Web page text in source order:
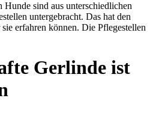
sind aus unterschiedlichen
untergebracht. Das hat den
erfahren können. Die Pflegestellen
Gerlinde ist